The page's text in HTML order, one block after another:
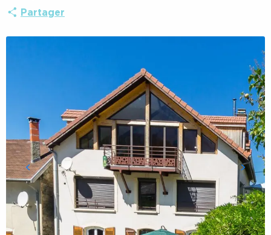
Partager